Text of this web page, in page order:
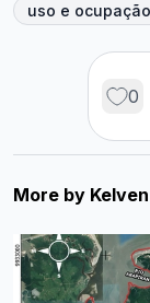
uso e ocupação
0
More by